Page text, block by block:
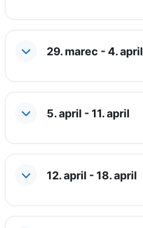
29. marec - 4. april
5. april - 11. april
12. april - 18. april